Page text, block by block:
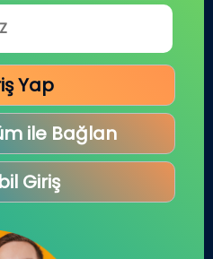
Yap
ile Bağlan
Giriş